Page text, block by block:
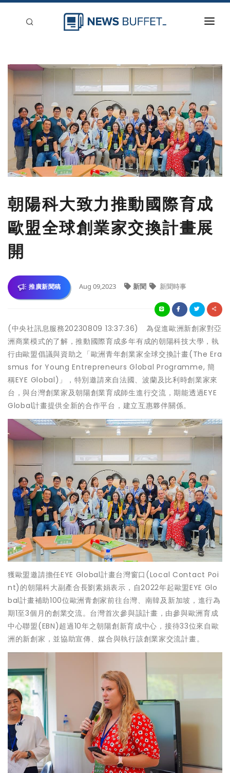
新聞稿分類
登入
刊登
朝陽科大致力推動國際育成
歐盟全球創業家交換計畫展
開
推廣新聞稿 Aug 09,2023 新聞 新聞時事
(中央社訊息服務20230809 13:37:36) 為促進歐洲新創家對亞
洲商業模式的了解，推動國際育成多年有成的朝陽科技大學，執
行由歐盟倡議與資助之「歐洲青年創業家全球交換計畫(The Era
smus for Young Entrepreneurs Global Programme, 簡
稱EYE Global)」，特別邀請來自法國、波蘭及比利時創業家來
台，與台灣創業家及朝陽創業育成師生進行交流，期能透過EYE
Global計畫提供全新的合作平台，建立互惠夥伴關係。
獲歐盟邀請擔任EYE Global計畫台灣窗口(Local Contact Poi
nt)的朝陽科大副產合長劉素娟表示，自2022年起歐盟EYE Glo
bal計畫補助100位歐洲青創家前往台灣、南韓及新加坡，進行為
期1至3個月的創業交流。台灣首次參與該計畫，由參與歐洲育成
中心聯盟(EBN)超過10年之朝陽創新育成中心，接待33位來自歐
洲的新創家，並協助宣傳、媒合與執行該創業家交流計畫。